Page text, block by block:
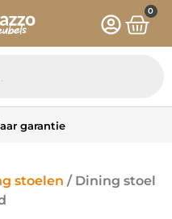
0
garantie
stoelen / Dining stoel